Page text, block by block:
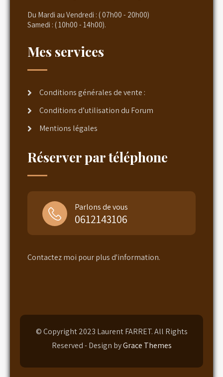
Du Mardi au Vendredi : ( 07h00 - 20h00)
Samedi : ( 10h00 - 14h00).
Mes services
Conditions générales de vente :
Conditions d’utilisation du Forum
Mentions légales
Réserver par téléphone
Parlons de vous
0612143106
Contactez moi pour plus d'information.
© Copyright 2023 Laurent FARRET. All Rights
Reserved - Design byGrace Themes